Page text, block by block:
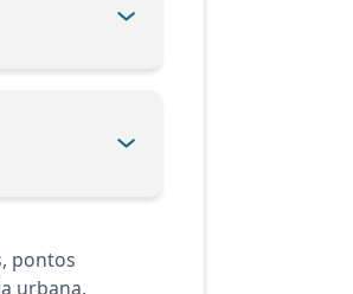
pontos
urbana,